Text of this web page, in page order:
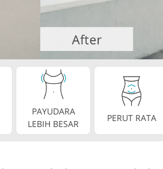
Pelatihan AI
PAYUDARA
LEBIH BESAR
PERUT RATA